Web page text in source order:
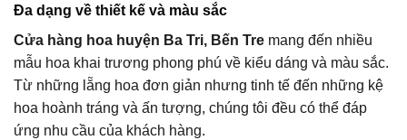
Đa dạng về thiết kế và màu sắc
Cửa hàng hoa huyện Ba Tri, Bến Tre mang đến nhiều
mẫu hoa khai trương phong phú về kiểu dáng và màu sắc.
Từ những lẵng hoa đơn giản nhưng tinh tế đến những kệ
hoa hoành tráng và ấn tượng, chúng tôi đều có thể đáp
ứng nhu cầu của khách hàng.